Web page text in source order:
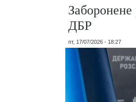
Заборонене
ДБР
пт, 17/07/2026 - 18:27